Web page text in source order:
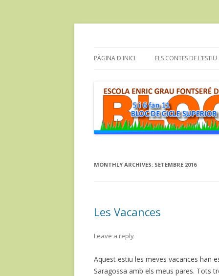
PÀGINA D'INICI ELS CONTES DE L’ESTIU
MONTHLY ARCHIVES: SETEMBRE 2016
Les Vacances
Leave a reply
Aquest estiu les meves vacances han
Saragossa amb els meus pares. Tots